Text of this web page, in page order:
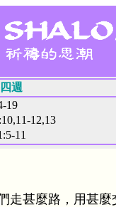
週
19
12,13
11
走甚麼路，用甚